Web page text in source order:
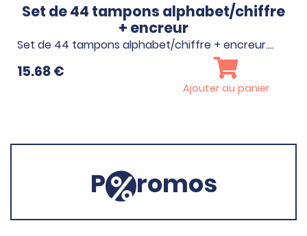
Set de 44 tampons alphabet/chiffre
+ encreur
Set de 44 tampons alphabet/chiffre + encreur.…
15.68€
Ajouter au panier
P romos